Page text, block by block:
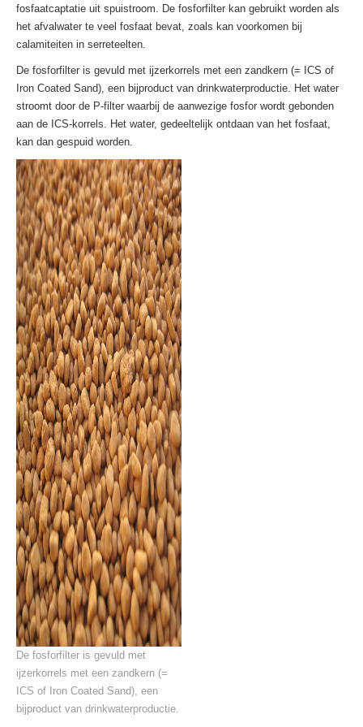
fosfaatcaptatie uit spuistroom. De fosforfilter kan gebruikt worden als
het afvalwater te veel fosfaat bevat, zoals kan voorkomen bij
calamiteiten in serreteelten.
De fosforfilter is gevuld met ijzerkorrels met een zandkern (= ICS of
Iron Coated Sand), een bijproduct van drinkwaterproductie. Het water
stroomt door de P-filter waarbij de aanwezige fosfor wordt gebonden
aan de ICS-korrels. Het water, gedeeltelijk ontdaan van het fosfaat,
kan dan gespuid worden.
De fosforfilter is gevuld met
ijzerkorrels met een zandkern (=
ICS of Iron Coated Sand), een
bijproduct van drinkwaterproductie.